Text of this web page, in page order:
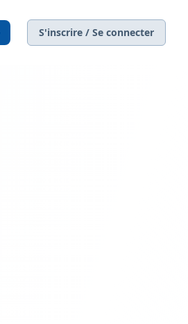
S'inscrire / Se connecter